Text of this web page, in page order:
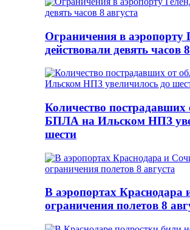
Ограничения в аэропорту
действовали девять часов
Количество пострадавших
БПЛА на Ильском НПЗ
шести
В аэропортах Краснодара
ограничения полетов 8